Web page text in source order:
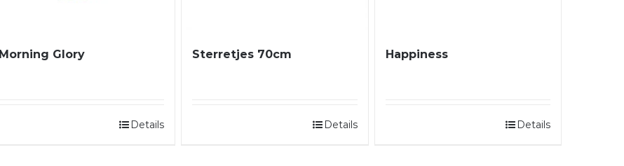
Morning Glory
Details
Sterretjes 70cm
Details
Happiness
Details